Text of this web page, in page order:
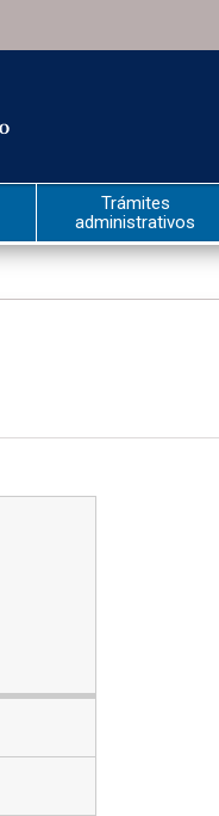
Trámites
administrativos